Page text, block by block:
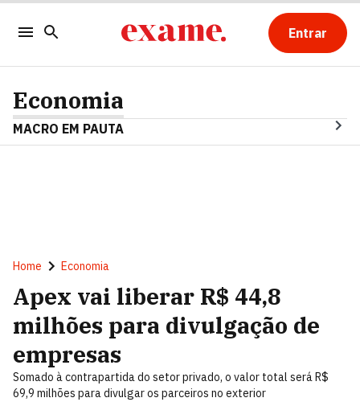
Entrar
Economia
MACRO EM PAUTA
Home Economia
Apex vai liberar R$ 44,8
milhões para divulgação de
empresas
Somado à contrapartida do setor privado, o valor total será R$
69,9 milhões para divulgar os parceiros no exterior